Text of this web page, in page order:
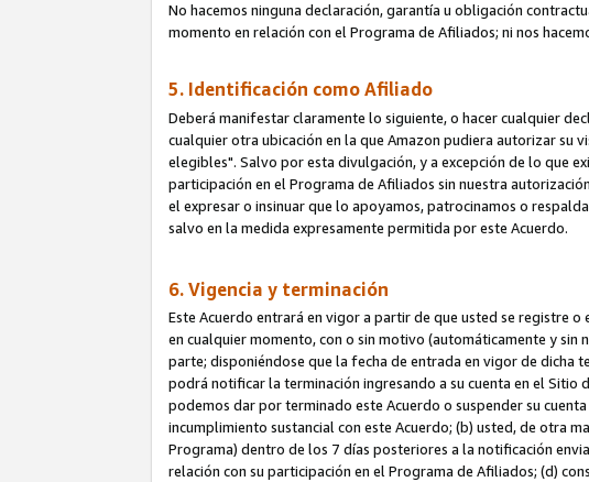
No hacemos ninguna declaración, garantía u obligación
momento en relación con el Programa de Afiliados; ni nos
5. Identificación como Afiliado
Deberá manifestar claramente lo siguiente, o hacer cualquier
cualquier otra ubicación en la que Amazon pudiera autorizar su
elegibles". Salvo por esta divulgación, y a excepción de lo que
participación en el Programa de Afiliados sin nuestra
el expresar o insinuar que lo apoyamos, patrocinamos o
salvo en la medida expresamente permitida por este Acuerdo.
6. Vigencia y terminación
Este Acuerdo entrará en vigor a partir de que usted se registre
en cualquier momento, con o sin motivo (automáticamente y
parte; disponiéndose que la fecha de entrada en vigor de dicha
podrá notificar la terminación ingresando a su cuenta en el Sitio
podemos dar por terminado este Acuerdo o suspender su
incumplimiento sustancial con este Acuerdo; (b) usted, de otra
Programa) dentro de los 7 días posteriores a la notificación
relación con su participación en el Programa de Afiliados; (d)